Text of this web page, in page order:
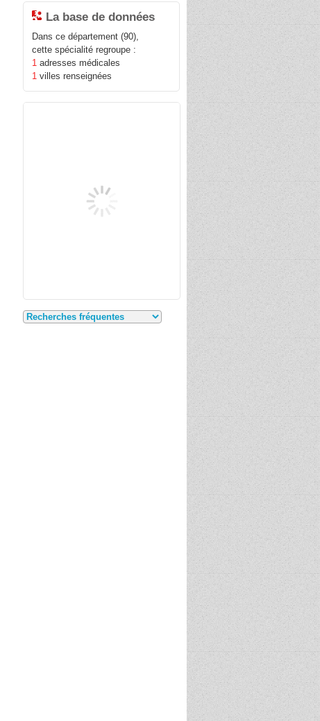
La base de données
Dans ce département (90),
cette spécialité regroupe :
1 adresses médicales
1 villes renseignées